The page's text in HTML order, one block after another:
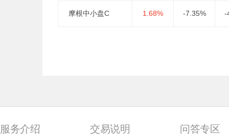
摩根中小盘C 1.68% -7.35% -
服务介绍 交易说明 问答专区